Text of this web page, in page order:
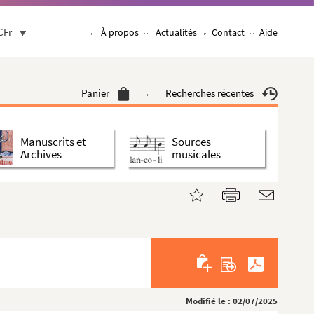
À propos Actualités Contact Aide
Panier Recherches récentes
Manuscrits et
Archives
Sources
musicales
Modifié le : 02/07/2025